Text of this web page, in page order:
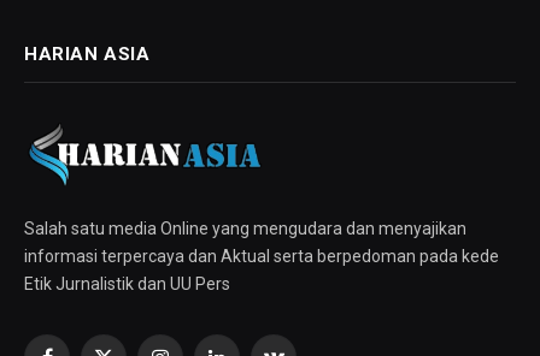
HARIAN ASIA
Salah satu media Online yang mengudara dan menyajikan
informasi terpercaya dan Aktual serta berpedoman pada kede
Etik Jurnalistik dan UU Pers